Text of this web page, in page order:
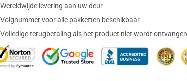
Wereldwijde levering aan uw deur
Volgnummer voor alle pakketten beschikbaar
Volledige terugbetaling als het product niet wordt ontvangen